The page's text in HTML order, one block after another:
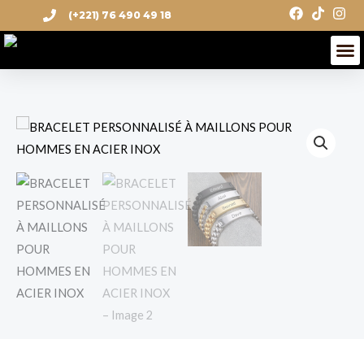
au
(+221) 76 490 49 18
quantité
de
BRACELET
PERSONNALISÉ
À
MAILLONS
POUR
HOMMES
EN